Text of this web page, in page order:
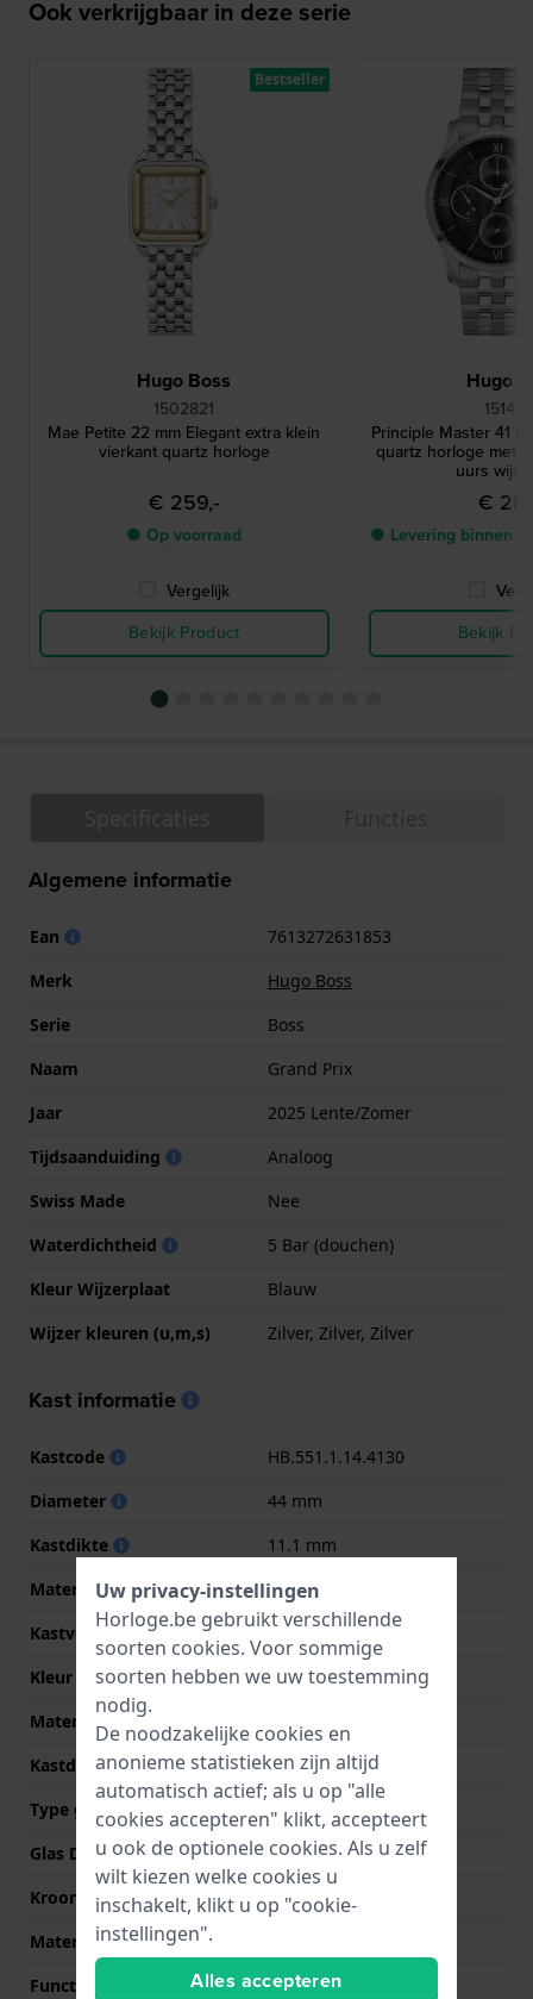
Ook verkrijgbaar in deze serie
Hugo Boss
1502821
Mae Petite 22 mm Elegant extra klein
vierkant quartz horloge
€ 259,-
● Op voorraad
Vergelijk
Bekijk Product
Bestseller
Hugo
Principle Master 41
quartz horloge met
uurs
€
● Levering binnen
Bekijk
Algemene informatie
Ean
7613272631853
Merk
Hugo Boss
Serie
Boss
Naam
Grand Prix
Jaar
2025 Lente/Zomer
Tijdsaanduiding
Analoog
Swiss Made
Nee
Waterdichtheid
5 Bar (douchen)
Kleur Wijzerplaat
Blauw
Wijzer kleuren (u,m,s)
Zilver, Zilver, Zilver
Kast informatie
Kastcode
HB.551.1.14.4130
Diameter
44 mm
Kastdikte
11.1 mm
Materiaal
Roestvrij staal
Kastvorm
Rond
Kleur kast
Zilver
Materiaal kastdeksel
Roestvrij staal
Kastdeksel
Klikkast
Type glas
Mineraal
Glas Diameter
39.00
Kroon
Trek kroon
Materiaal bezel
Functie ring
Tachymeter
Uw privacy-instellingen
Horloge.be gebruikt verschillende
soorten cookies. Voor sommige
soorten hebben we uw toestemming
nodig.
De noodzakelijke cookies en
anonieme statistieken zijn altijd
automatisch actief; als u op "alle
cookies accepteren" klikt, accepteert
u ook de optionele cookies. Als u zelf
wilt kiezen welke cookies u
inschakelt, klikt u op "cookie-
instellingen".
Alles accepteren